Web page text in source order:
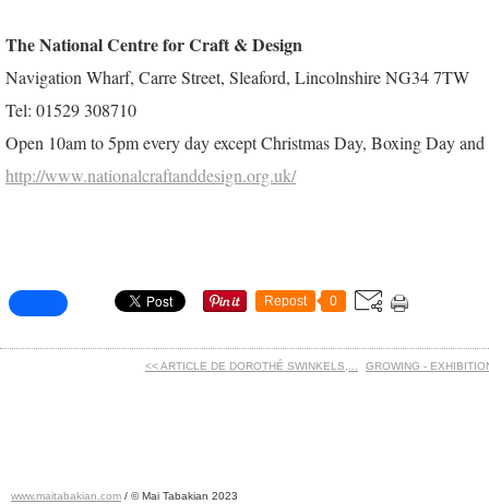
The National Centre for Craft & Design
Navigation Wharf, Carre Street, Sleaford, Lincolnshire NG34 7TW
Tel: 01529 308710
Open 10am to 5pm every day except Christmas Day, Boxing Day
http://www.nationalcraftanddesign.org.uk/
Repost 0
<< ARTICLE DE DOROTHÉ SWINKELS,... GROWING -
www.maitabakian.com / © Mai Tabakian 2023